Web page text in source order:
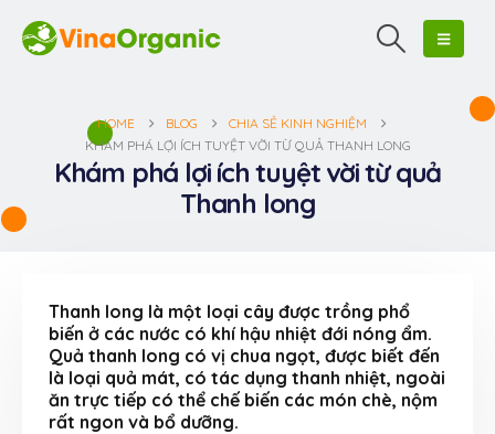
HOME BLOG
CHIA SẺ KINH NGHIỆM
KHÁM PHÁ LỢI ÍCH TUYỆT VỜI TỪ QUẢ THANH LONG
Khám phá lợi ích tuyệt vời từ quả
Thanh long
Thanh long là một loại cây được trồng phổ
biến ở các nước có khí hậu nhiệt đới nóng ẩm.
Quả thanh long có vị chua ngọt, được biết đến
là loại quả mát, có tác dụng thanh nhiệt, ngoài
ăn trực tiếp có thể chế biến các món chè, nộm
rất ngon và bổ dưỡng.